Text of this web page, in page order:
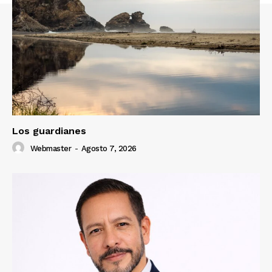
Los guardianes
Webmaster - Agosto 7, 2026